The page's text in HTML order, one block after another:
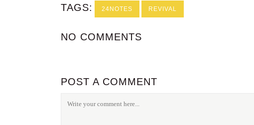
TAGS: 24NOTES REVIVAL
NO COMMENTS
POST A COMMENT